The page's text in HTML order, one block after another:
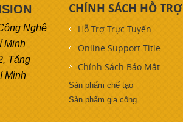
Nghệ
Minh
Tăng
Minh
CHÍNH SÁCH HỖ TRỢ
Hỗ Trợ Trực Tuyến
Online Support Title
Chính Sách Bảo Mật
Sản phẩm chế tạo
Sản phẩm gia công